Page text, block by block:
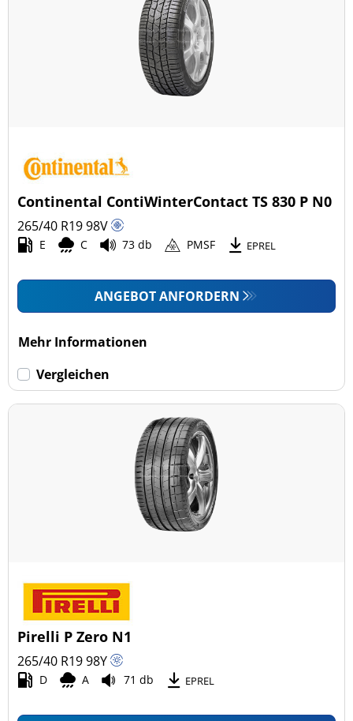
Continental ContiWinterContact TS 830 P N0
265/40 R1998V
E C 73 db PMSF EPREL
ANGEBOT ANFORDERN
Mehr Informationen
Vergleichen
Pirelli P Zero N1
265/40 R1998Y
D A 71 db EPREL